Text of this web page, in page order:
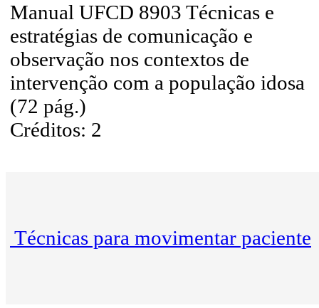
Manual UFCD 8903 Técnicas e
estratégias de comunicação e
observação nos contextos de
intervenção com a população idosa
(72 pág.)
Créditos: 2
Técnicas para movimentar paciente